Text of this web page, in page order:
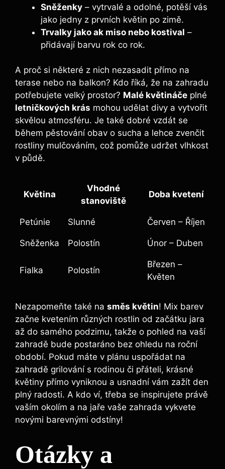
Sněženky – vytrvalé a odolné, potěší vás
jako jedny z prvních květin po zimě.
Trvalky jako ak miso nebo kostival –
přidávají barvu rok co rok.
A proč si některé z nich nezasadit přímo na
terase nebo na balkon? Kdo říká, že na zahradu
potřebujete velký prostor? Malé květináče plné
letničkových krás mohou udělat divy a vytvořit
skvělou atmosféru. Je také dobré vzdát se
během pěstování obav o sucha a lehce zvenčit
rostliny mulčováním, což pomůže udržet vlhkost
v půdě.
Květina
Vhodné
stanoviště
Doba kvetení
Petúnie Slunné Červen – Říjen
Sněženka Polostín Únor – Duben
Fialka Polostín
Březen –
Květen
Nezapomeňte také na směs květin! Mix barev
začne kvetením různých rostlin od začátku jara
až do samého podzimu, takže o pohled na vaší
zahradě bude postaráno bez ohledu na roční
období. Pokud máte v plánu uspořádat na
zahradě grilování s rodinou či přáteli, krásné
květiny přímo vyniknou a usnadní vám zažít den
plný radosti. A kdo ví, třeba se inspirujete právě
vaším okolím a na jaře vaše zahrada vykvete
novými barevnými odstíny!
Otázky a